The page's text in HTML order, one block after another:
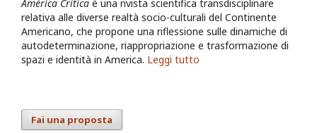
América Crítica è una rivista scientifica transdisciplinare
relativa alle diverse realtà socio-culturali del Continente
Americano, che propone una riflessione sulle dinamiche di
autodeterminazione, riappropriazione e trasformazione di
spazi e identità in America. Leggi tutto
Fai una proposta